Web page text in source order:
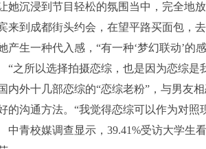
她沉浸到节目轻松的氛围当中，完全地
来到成都街头约会，在望平路买面包，
产生一种代入感，“有一种‘梦幻联动’的
所以选择拍摄恋综，也是因为恋综是
内外十几部恋综的“恋综老粉”，与男友
的沟通方法。“我觉得恋综可以作为对
青校媒调查显示，39.41%受访大学生看